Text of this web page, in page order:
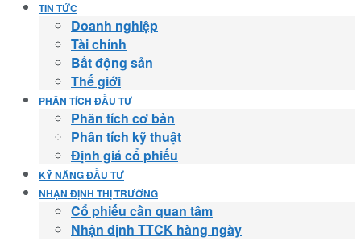
TIN TỨC
Doanh nghiệp
Tài chính
Bất động sản
Thế giới
PHÂN TÍCH ĐẦU TƯ
Phân tích cơ bản
Phân tích kỹ thuật
Định giá cổ phiếu
KỸ NĂNG ĐẦU TƯ
NHẬN ĐỊNH THỊ TRƯỜNG
Cổ phiếu cần quan tâm
Nhận định TTCK hàng ngày